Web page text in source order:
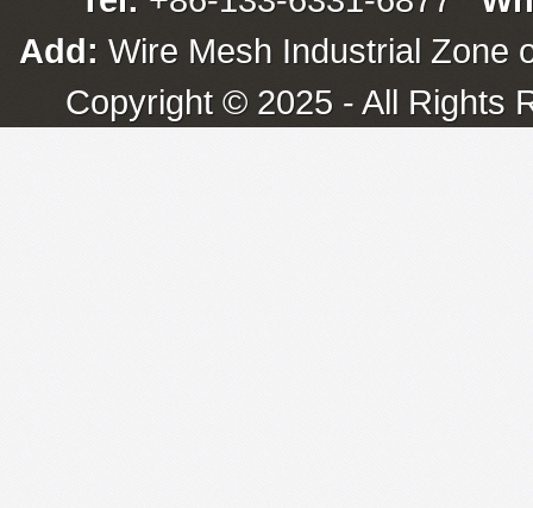
Add: Wire Mesh Industrial Zone
Copyright © 2025 - All Rights